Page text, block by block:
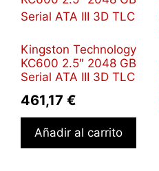
Kingston Technology
KC600 2.5″ 2048 GB
Serial ATA III 3D TLC
461,17 €
Añadir al carrito